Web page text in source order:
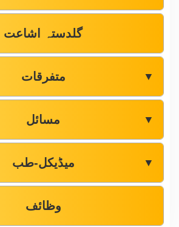
گلدستہ اشاعت
متفرقات ▼
مسائل ▼
میڈیکل-طب ▼
وظائف